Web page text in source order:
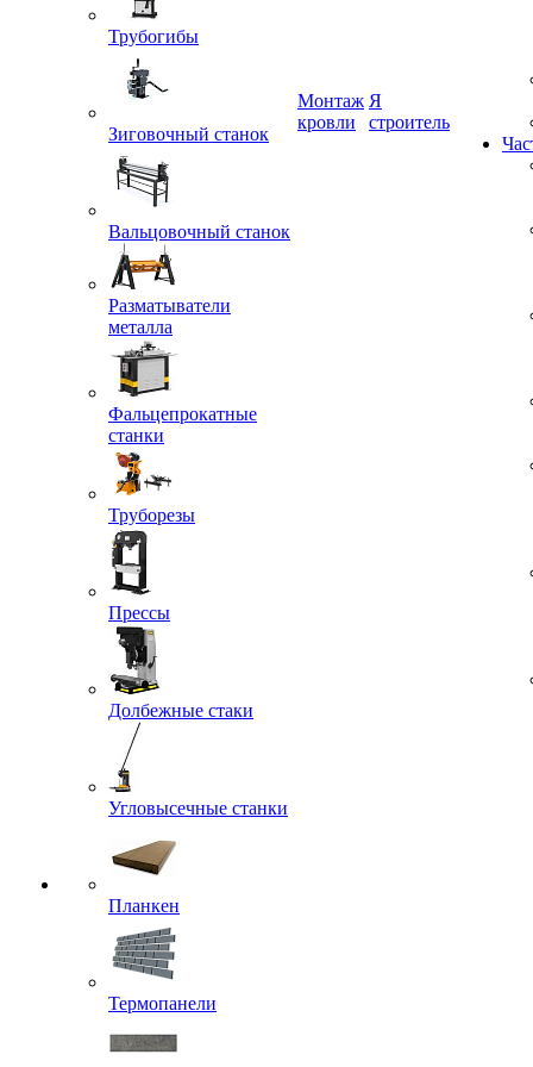
Трубогибы
Зиговочный станок
Вальцовочный станок
Разматыватели
металла
Фальцепрокатные
станки
Труборезы
Прессы
Долбежные стаки
Угловысечные станки
Планкен
Термопанели
Монтаж
кровли
Я
строитель